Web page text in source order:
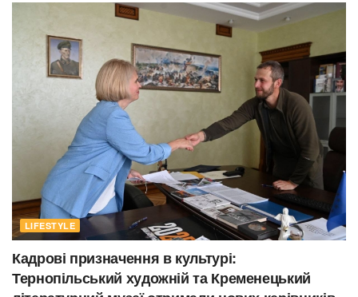
LIFESTYLE
Кадрові призначення в культурі:
Тернопільський художній та Кременецький